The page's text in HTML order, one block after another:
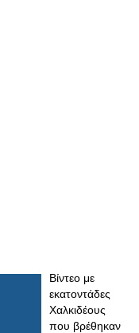
Βίντεο με
εκατοντάδες
Χαλκιδέους
που βρέθηκαν